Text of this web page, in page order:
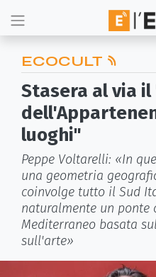
ECOCULT
Stasera al via
luoghi"
Peppe Voltarelli: «In
una geometria
coinvolge tutto il Sud
naturalmente un ponte
Mediterraneo basata
sull'arte»